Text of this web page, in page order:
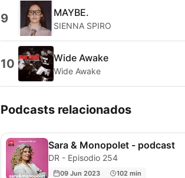
9 MAYBE.
SIENNA SPIRO
10 Wide Awake
Wide Awake
Podcasts relacionados
Sara & Monopolet - podcast
DR - Episodio 254
09 Jun 2023 102 min